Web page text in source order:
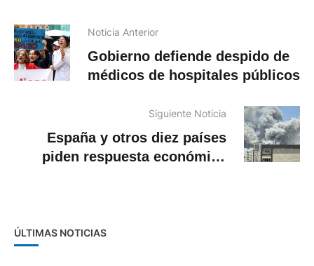
Noticia Anterior
Gobierno defiende despido de
médicos de hospitales públicos
Siguiente Noticia
España y otros diez países
piden respuesta económica
ÚLTIMAS NOTICIAS